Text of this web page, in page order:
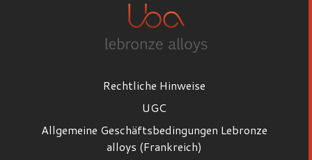
Rechtliche Hinweise
UGC
Allgemeine Geschäftsbedingungen Lebronze
alloys (Frankreich)